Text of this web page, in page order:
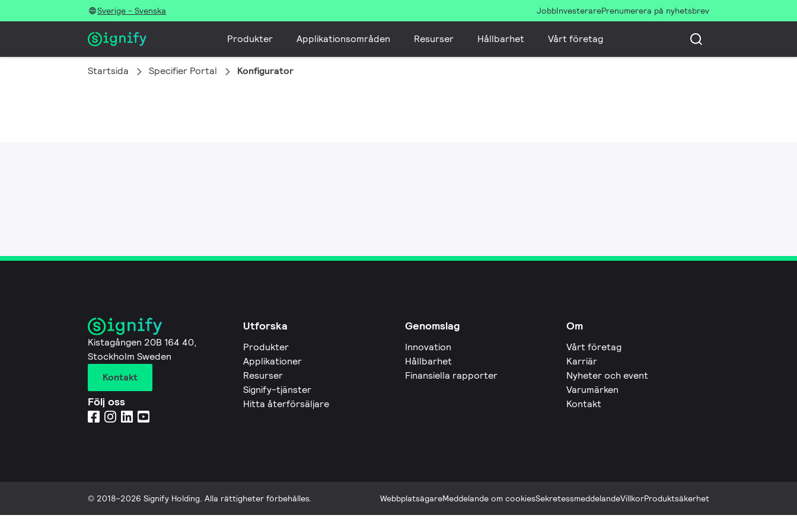
Sverige - Svenska JobbInvesterarePrenumerera på nyhetsbrev
Produkter Applikationsområden Resurser Hållbarhet Vårt företag
Startsida Specifier Portal Konfigurator
Kistagången 20B 164 40,
Stockholm Sweden
Kontakt
Följ oss
Utforska
Produkter
Applikationer
Resurser
Signify-tjänster
Hitta återförsäljare
Genomslag
Innovation
Hållbarhet
Finansiella rapporter
Om
Vårt företag
Karriär
Nyheter och event
Varumärken
Kontakt
© 2018–2026 Signify Holding. Alla rättigheter förbehålles. WebbplatsägareMeddelande om cookiesSekretessmeddelandeVillkorProduktsäkerhet